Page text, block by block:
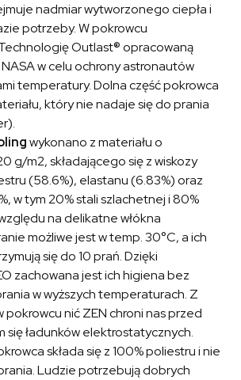
nadmiar wytworzonego ciepła i
potrzeby. W pokrowcu
Outlast® opracowaną
w celu ochrony astronautów
temperatury. Dolna część pokrowca
który nie nadaje się do prania
wykonano z materiału o
g/m2, składającego się z wiskozy
(58.6%), elastanu (6.83%) oraz
w tym 20% stali szlachetnej i 80%
na delikatne włókna
możliwe jest w temp. 30°C, a ich
się do 10 prań. Dzięki
zachowana jest ich higiena bez
w wyższych temperaturach. Z
pokrowcu nić ZEN chroni nas przed
się ładunków elektrostatycznych.
składa się z 100% poliestru i nie
Ludzie potrzebują dobrych